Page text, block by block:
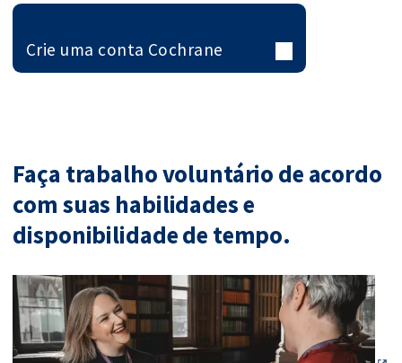
Crie uma conta Cochrane
Faça trabalho voluntário de acordo
com suas habilidades e
disponibilidade de tempo.